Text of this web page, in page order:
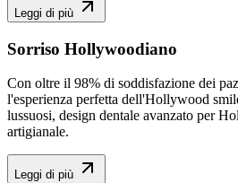
Leggi di più
Sorriso Hollywoodiano
Con oltre il 98% di soddisfazione dei
l'esperienza perfetta dell'Hollywood
lussuosi, design dentale avanzato per
artigianale.
Leggi di più